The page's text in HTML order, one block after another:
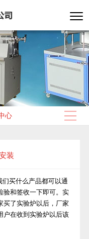
心
装
买什么产品都可以通
验和签收一下即可。实
买了实验炉以后，厂家
户在收到 实验炉以后该